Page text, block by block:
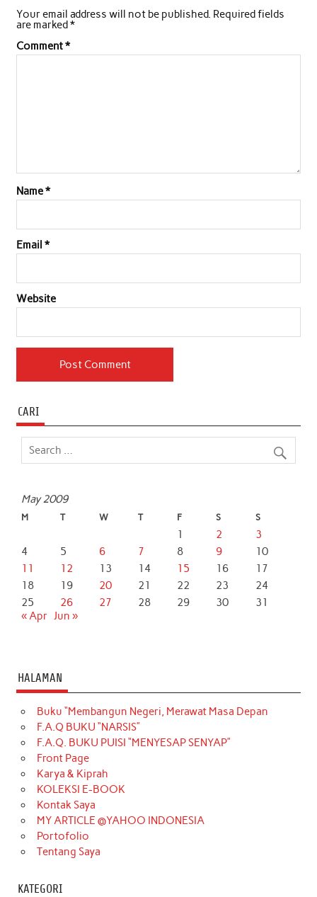
Your email address will not be published. Required fields
are marked*
Comment*
Name*
Email *
Website
CARI
May 2009
M T W T F S S
1 2
3
4
5 6 7 8 9
10
11
12 13 14 15 16
17
18
19 20 21 22 23
24
25
26 27 28 29 30
31
« Apr Jun »
HALAMAN
Buku “Membangun Negeri, Merawat Masa Depan
F.A.Q BUKU “NARSIS”
F.A.Q. BUKU PUISI “MENYESAP SENYAP”
Front Page
Karya & Kiprah
KOLEKSI E-BOOK
Kontak Saya
MY ARTICLE @YAHOO INDONESIA
Portofolio
Tentang Saya
KATEGORI